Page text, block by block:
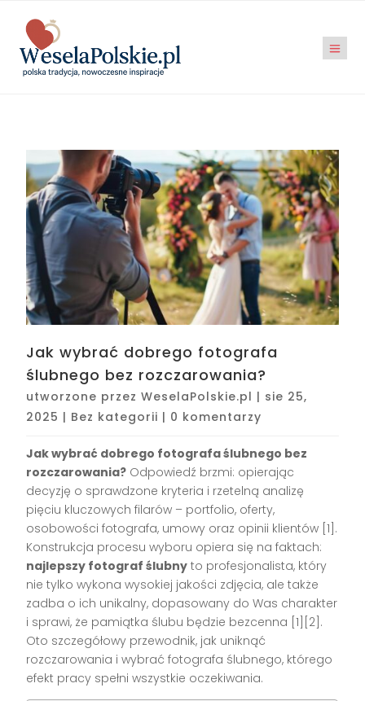
Jak wybrać dobrego fotografa
ślubnego bez rozczarowania?
utworzone przezWeselaPolskie.pl | sie 25,
2025 | Bez kategorii | 0 komentarzy
Jak wybrać dobrego fotografa ślubnego bez
rozczarowania? Odpowiedź brzmi: opierając
decyzję o sprawdzone kryteria i rzetelną analizę
pięciu kluczowych filarów – portfolio, oferty,
osobowości fotografa, umowy oraz opinii klientów [1] .
Konstrukcja procesu wyboru opiera się na faktach:
najlepszy fotograf ślubny to profesjonalista, który
nie tylko wykona wysokiej jakości zdjęcia, ale także
zadba o ich unikalny, dopasowany do Was charakter
i sprawi, że pamiątka ślubu będzie bezcenna [1][2] .
Oto szczegółowy przewodnik, jak uniknąć
rozczarowania i wybrać fotografa ślubnego, którego
efekt pracy spełni wszystkie oczekiwania.